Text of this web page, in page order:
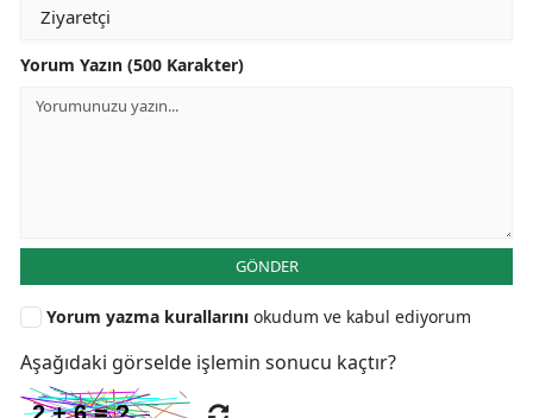
Yorum Yazın (500 Karakter)
GÖNDER
Yorum yazma kurallarını okudum ve kabul ediyorum
Aşağıdaki görselde işlemin sonucu kaçtır?